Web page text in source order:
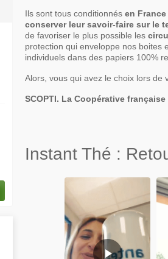
Ils sont tous conditionnésen
conserver leur savoir-faire sur le
de favoriser le plus possible les
protection qui enveloppe nos boites
individuels dans des papiers 100%
Alors, vous qui avez le choix lors de
SCOPTI. La Coopérative
Instant Thé :